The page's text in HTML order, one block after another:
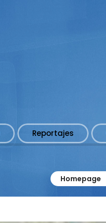
Reportajes
Homepage